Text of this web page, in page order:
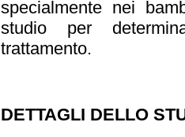
specialmente nei
studio per
trattamento.
DETTAGLI DELLO